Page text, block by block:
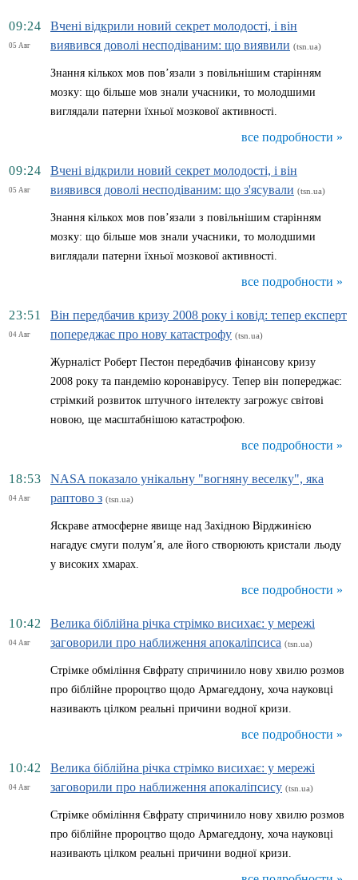
09:24
05 Авг
Вчені відкрили новий секрет молодості, і він
виявився доволі несподіваним: що виявили (tsn.ua)
Знання кількох мов пов’язали з повільнішим старінням
мозку: що більше мов знали учасники, то молодшими
виглядали патерни їхньої мозкової активності.
все подробности »
09:24
05 Авг
Вчені відкрили новий секрет молодості, і він
виявився доволі несподіваним: що з'ясували (tsn.ua)
Знання кількох мов пов’язали з повільнішим старінням
мозку: що більше мов знали учасники, то молодшими
виглядали патерни їхньої мозкової активності.
все подробности »
23:51
04 Авг
Він передбачив кризу 2008 року і ковід: тепер експерт
попереджає про нову катастрофу (tsn.ua)
Журналіст Роберт Пестон передбачив фінансову кризу
2008 року та пандемію коронавірусу. Тепер він попереджає:
стрімкий розвиток штучного інтелекту загрожує світові
новою, ще масштабнішою катастрофою.
все подробности »
18:53
04 Авг
NASA показало унікальну "вогняну веселку", яка
раптово з (tsn.ua)
Яскраве атмосферне явище над Західною Вірджинією
нагадує смуги полум’я, але його створюють кристали льоду
у високих хмарах.
все подробности »
10:42
04 Авг
Велика біблійна річка стрімко висихає: у мережі
заговорили про наближення апокаліпсиса (tsn.ua)
Стрімке обміління Євфрату спричинило нову хвилю розмов
про біблійне пророцтво щодо Армагеддону, хоча науковці
називають цілком реальні причини водної кризи.
все подробности »
10:42
04 Авг
Велика біблійна річка стрімко висихає: у мережі
заговорили про наближення апокаліпсису (tsn.ua)
Стрімке обміління Євфрату спричинило нову хвилю розмов
про біблійне пророцтво щодо Армагеддону, хоча науковці
називають цілком реальні причини водної кризи.